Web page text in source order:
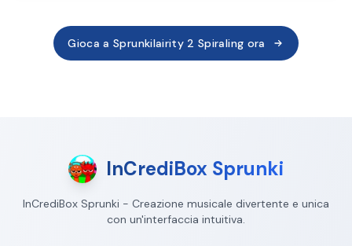
Gioca a Sprunkilairity 2 Spiraling ora
InCrediBox Sprunki
InCrediBox Sprunki - Creazione musicale divertente e unica
con un'interfaccia intuitiva.